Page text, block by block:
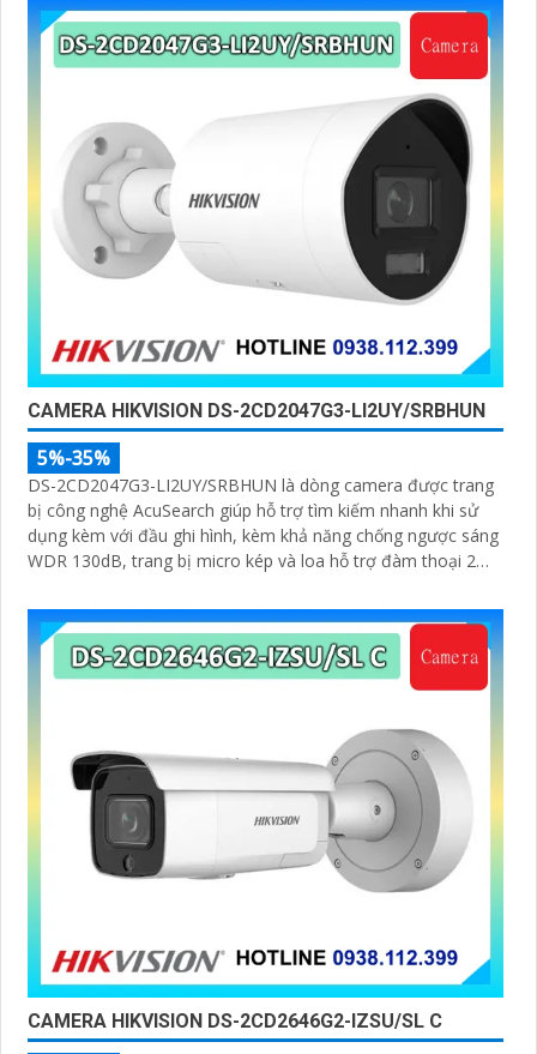
CAMERA HIKVISION DS-2CD2047G3-LI2UY/SRBHUN
5%-35%
DS-2CD2047G3-LI2UY/SRBHUN là dòng camera được trang
bị công nghệ AcuSearch giúp hỗ trợ tìm kiếm nhanh khi sử
dụng kèm với đầu ghi hình, kèm khả năng chống ngược sáng
WDR 130dB, trang bị micro kép và loa hỗ trợ đàm thoại 2
CAMERA HIKVISION DS-2CD2646G2-IZSU/SL C